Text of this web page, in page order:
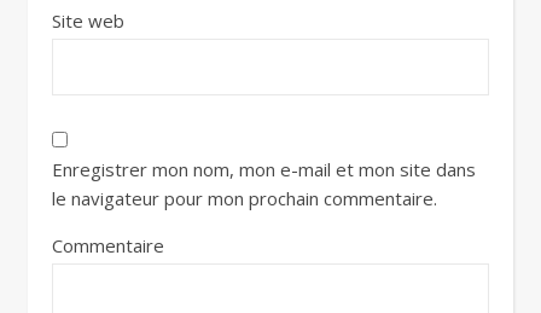
Site web
Enregistrer mon nom, mon e-mail et mon site dans
le navigateur pour mon prochain commentaire.
Commentaire